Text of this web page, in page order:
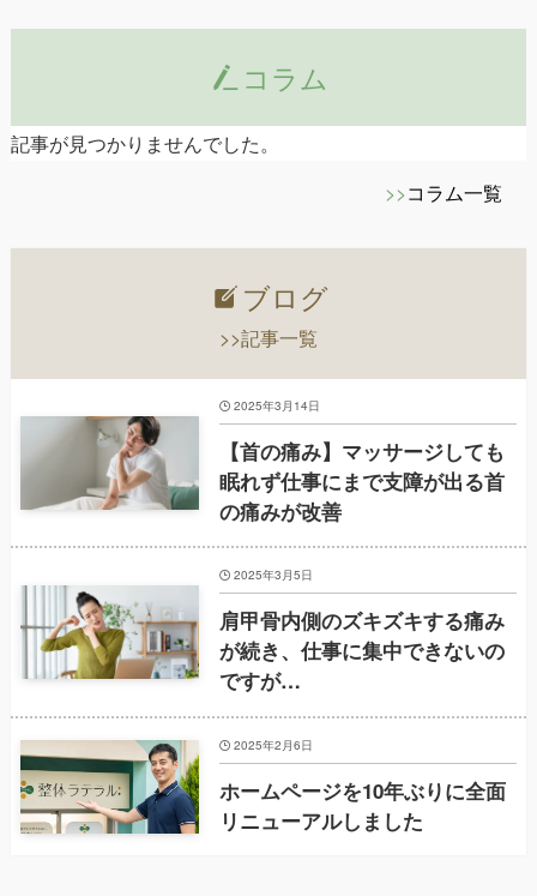
コラム
記事が見つかりませんでした。
>>コラム一覧
ブログ
>>記事一覧
【首の痛み】マッサージしても
眠れず仕事にまで支障が出る首
の痛みが改善
2025年3月14日
肩甲骨内側のズキズキする痛み
が続き、仕事に集中できないの
ですが…
2025年3月5日
ホームページを10年ぶりに全面
リニューアルしました
2025年2月6日